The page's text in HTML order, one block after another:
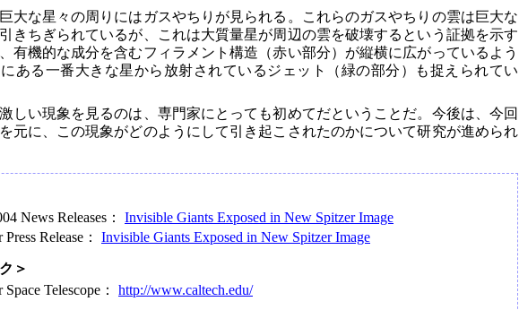
大な星々の周りにはガスやちりが見られる。これらのガスやちりの雲は巨大な
きちぎられているが、これは大質量星が周辺の雲を破壊するという証拠を示す
有機的な成分を含むフィラメント構造（赤い部分）が縦横に広がっているよう
ある一番大きな星から放射されているジェット（緑の部分）も捉えられてい
しい現象を見るのは、専門家にとっても初めてだということだ。今後は、今回
元に、この現象がどのようにして引き起こされたのかについて研究が進められ
News Releases： Invisible Giants Exposed in New Spitzer Image
Press Release： Invisible Giants Exposed in New Spitzer Image
＞
Space Telescope： http://www.caltech.edu/